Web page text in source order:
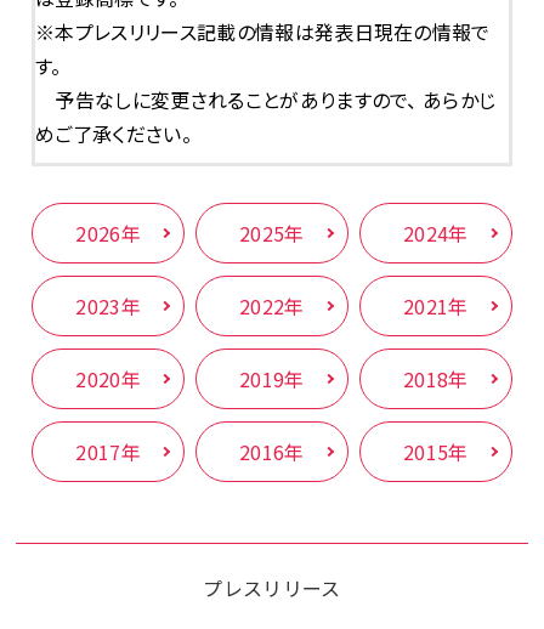
※本プレスリリース記載の情報は発表日現在の情報で
す。
予告なしに変更されることがありますので、 あらかじ
めご了承ください。
2026年 2025年 2024年
2023年 2022年 2021年
2020年 2019年 2018年
2017年 2016年 2015年
プレスリリース